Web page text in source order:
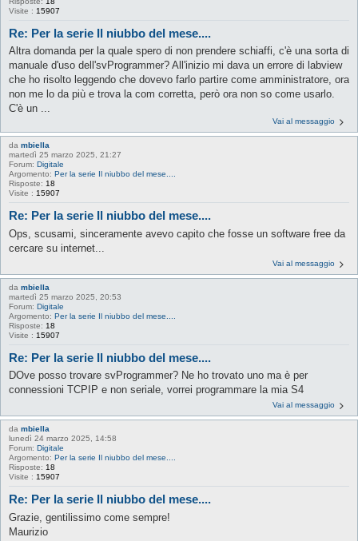
Visite : 15907
Re: Per la serie Il niubbo del mese....
Altra domanda per la quale spero di non prendere schiaffi, c'è una sorta di
manuale d'uso dell'svProgrammer? All'inizio mi dava un errore di labview
che ho risolto leggendo che dovevo farlo partire come amministratore, ora
non me lo da più e trova la com corretta, però ora non so come usarlo.
C'è un ...
Vai al messaggio
da mbiella
martedì 25 marzo 2025, 21:27
Forum: Digitale
Argomento: Per la serie Il niubbo del mese....
Risposte: 18
Visite : 15907
Re: Per la serie Il niubbo del mese....
Ops, scusami, sinceramente avevo capito che fosse un software free da
cercare su internet...
Vai al messaggio
da mbiella
martedì 25 marzo 2025, 20:53
Forum: Digitale
Argomento: Per la serie Il niubbo del mese....
Risposte: 18
Visite : 15907
Re: Per la serie Il niubbo del mese....
DOve posso trovare svProgrammer? Ne ho trovato uno ma è per
connessioni TCPIP e non seriale, vorrei programmare la mia S4
Vai al messaggio
da mbiella
lunedì 24 marzo 2025, 14:58
Forum: Digitale
Argomento: Per la serie Il niubbo del mese....
Risposte: 18
Visite : 15907
Re: Per la serie Il niubbo del mese....
Grazie, gentilissimo come sempre!
Maurizio